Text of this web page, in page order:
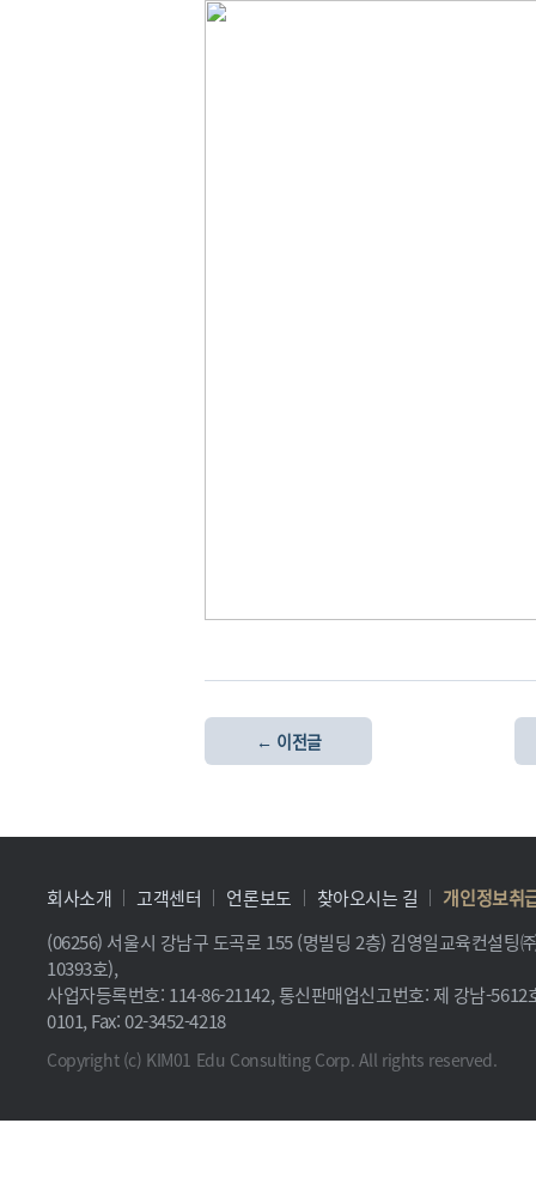
← 이전글
회사소개 고객센터 언론보도 찾아오시는 길
개인정보취
(06256) 서울시 강남구 도곡로 155 (명빌딩 2층) 김영일교육컨설팅
10393호),
사업자등록번호: 114-86-21142, 통신판매업신고번호: 제 강남-
0101, Fax: 02-3452-4218
Copyright (c) KIM01 Edu Consulting Corp. All rights reserved.